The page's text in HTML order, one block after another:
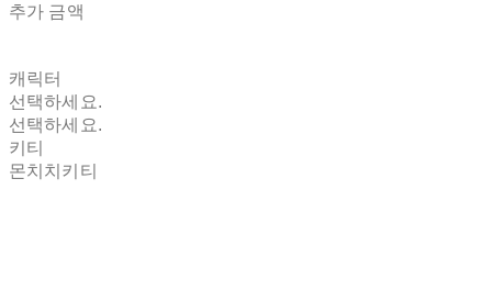
추가 금액
캐릭터
선택하세요.
선택하세요.
키티
몬치치키티